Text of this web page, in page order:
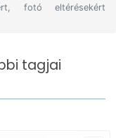
fotó eltérésekért
tagjai